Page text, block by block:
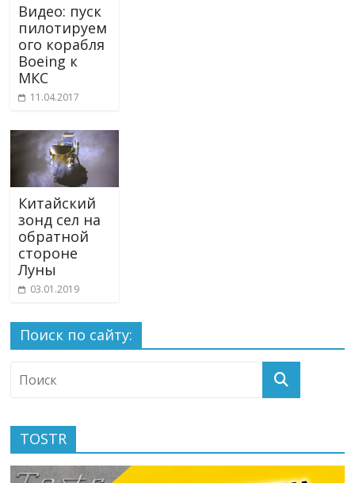
Видео: пуск
пилотируем
ого корабля
Boeing к
МКС
11.04.2017
Китайский
зонд сел на
обратной
стороне
Луны
03.01.2019
Поиск по сайту:
TOSTR